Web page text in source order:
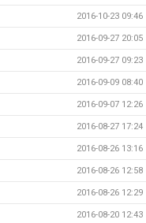
2016-10-23 09:46
2016-09-27 20:05
2016-09-27 09:23
2016-09-09 08:40
2016-09-07 12:26
2016-08-27 17:24
2016-08-26 13:16
2016-08-26 12:58
2016-08-26 12:29
2016-08-20 12:43